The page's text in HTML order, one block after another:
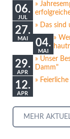
06.
JUL
27.
MAI
Das sind
04.
MAI
29.
APR
Unser
Damm"
12.
APR
MEHR